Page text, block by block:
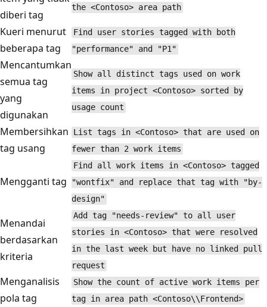
diberi tag
the <Contoso> area path
Kueri menurut
beberapa tag
Find user stories tagged with both
"performance" and "P1"
Mencantumkan
semua tag
yang
digunakan
Show all distinct tags used on work
items in project <Contoso> sorted by
usage count
Membersihkan
tag usang
List tags in <Contoso> that are used on
fewer than 2 work items
Mengganti tag
Find all work items in <Contoso> tagged
"wontfix" and replace that tag with "by-
design"
Menandai
berdasarkan
kriteria
Add tag "needs-review" to all user
stories in <Contoso> that were resolved
in the last week but have no linked pull
request
Menganalisis
pola tag
Show the count of active work items per
tag in area path <Contoso\\Frontend>